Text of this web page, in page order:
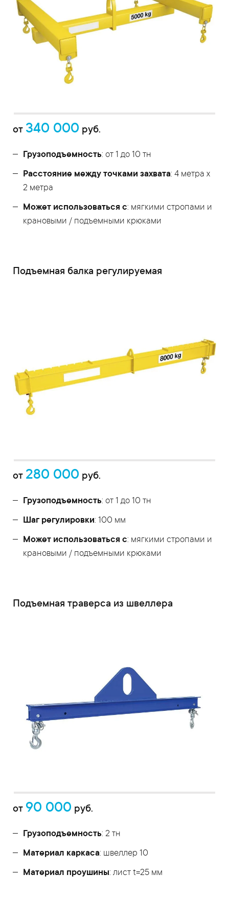
от 340 000 руб.
Грузоподъемность: от 1 до 10 тн
Расстояние между точками захвата: 4 метра х
2 метра
Может использоваться с: мягкими стропами и
крановыми / подъемными крюками
Подъемная балка регулируемая
от 280 000 руб.
Грузоподъемность: от 1 до 10 тн
Шаг регулировки: 100 мм
Может использоваться с: мягкими стропами и
крановыми / подъемными крюками
Подъемная траверса из швеллера
от 90 000 руб.
Грузоподъемность: 2 тн
Материал каркаса: швеллер 10
Материал проушины: лист t=25 мм